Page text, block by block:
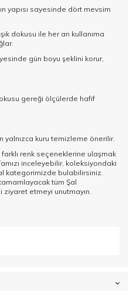
yapısı sayesinde dört mevsim
dokusu ile her an kullanıma
gün boyu şeklini korur,
gereği ölçülerde hafif
yalnızca kuru temizleme önerilir.
renk seçeneklerine ulaşmak
inceleyebilir, koleksiyondaki
kategorimizde bulabilirsiniz.
tüm Şal
etmeyi unutmayın.